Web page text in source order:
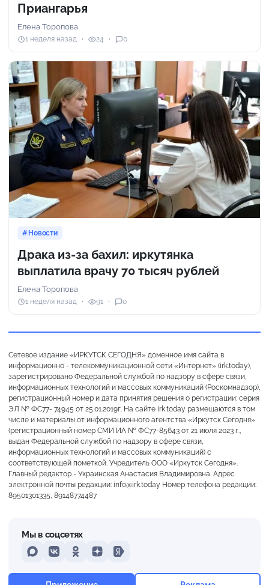
Преимущественно ясно
Приангарья
Елена Торопова
1 неделя назад 24 0
Новости
Драка из-за бахил: иркутянка
выплатила врачу 70 тысяч рублей
Елена Торопова
1 неделя назад 91 0
Сетевое издание «ИРКУТСК СЕГОДНЯ» доменное имя сайта в
информационно - телекоммуникационной сети «Интернет» (irk.today),
зарегистрировано Федеральной службой по надзору в сфере связи,
информационных технологий и массовых коммуникаций (Роскомнадзор),
регистрационный номер и дата принятия решения о регистрации: серия
ЭЛ № ФС77- 74945 от 25.01.2019г. На сайте irk.today размещаются в том
числе и материалы от информационного агентства «Иркутск Сегодня»
(регистрационный номер СМИ ИА № ФС77-85643 от 21 июля 2023 г.,
выдан Федеральной службой по надзору в сфере связи,
информационных технологий и массовых коммуникаций) с
соответствующей пометкой. Учредитель ООО «Иркутск Сегодня».
Главный редактор - Украинская Анастасия Владимировна. Адрес
электронной почты редакции: info@irk.today Номер телефона редакции:
89501301335, 89148774487
Мы в соцсетях
MAXVKontakteOdnoklassniki
DzenYandex